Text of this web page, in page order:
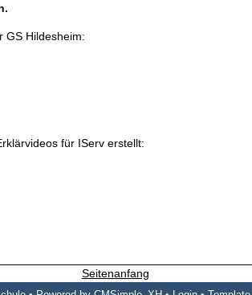
GS Hildesheim:
für IServ erstellt:
Seitenanfang